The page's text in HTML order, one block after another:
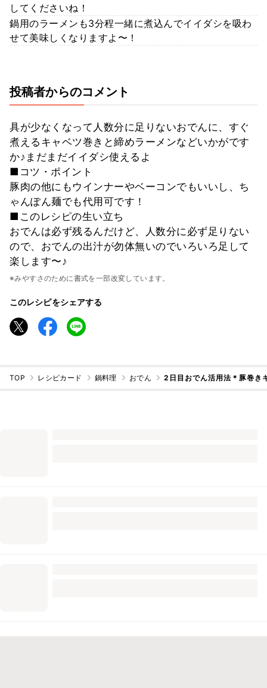
してくださいね！
鍋用のラーメンも3分程一緒に煮込んでイイダシを吸わ
せて美味しくなりますよ〜！
投稿者からのコメント
具が少なくなって人数分に足りないおでんに、すぐ
煮えるキャベツ巻きと締めラーメンなどいかがです
か♪まだまだイイダシ使えるよ
■コツ・ポイント
豚肉の他にもウインナーやベーコンでもいいし、ち
ゃんぽん麺でも代用可です！
■このレシピの生い立ち
おでんは必ず残るんだけど、人数分に必ず足りない
ので、おでんの出汁が勿体無いのでいろいろ足して
楽します〜♪
※みやすさのために書式を一部改変しています。
このレシピをシェアする
TOP レシピカード 鍋料理 おでん 2日目おでん活用法＊豚巻き